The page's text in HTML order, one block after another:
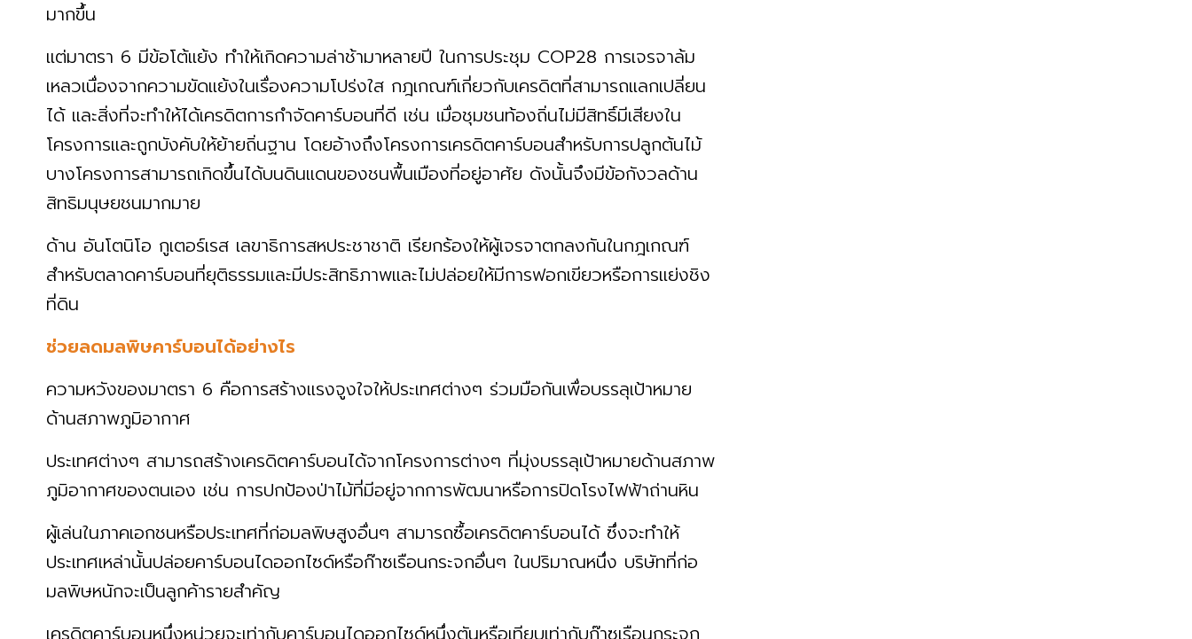
มากขึ้น
แต่มาตรา 6 มีข้อโต้แย้ง ทำให้เกิดความล่าช้ามาหลายปี ในการประชุม COP28 การเจรจาล้ม
เหลวเนื่องจากความขัดแย้งในเรื่องความโปร่งใส กฎเกณฑ์เกี่ยวกับเครดิตที่สามารถแลกเปลี่ยน
ได้ และสิ่งที่จะทำให้ได้เครดิตการกำจัดคาร์บอนที่ดี เช่น เมื่อชุมชนท้องถิ่นไม่มีสิทธิ์มีเสียงใน
โครงการและถูกบังคับให้ย้ายถิ่นฐาน โดยอ้างถึงโครงการเครดิตคาร์บอนสำหรับการปลูกต้นไม้
บางโครงการสามารถเกิดขึ้นได้บนดินแดนของชนพื้นเมืองที่อยู่อาศัย ดังนั้นจึงมีข้อกังวลด้าน
สิทธิมนุษยชนมากมาย
ด้าน อันโตนิโอ กูเตอร์เรส เลขาธิการสหประชาชาติ เรียกร้องให้ผู้เจรจาตกลงกันในกฎเกณฑ์
สำหรับตลาดคาร์บอนที่ยุติธรรมและมีประสิทธิภาพและไม่ปล่อยให้มีการฟอกเขียวหรือการแย่งชิง
ที่ดิน
ช่วยลดมลพิษคาร์บอนได้อย่างไร
ความหวังของมาตรา 6 คือการสร้างแรงจูงใจให้ประเทศต่างๆ ร่วมมือกันเพื่อบรรลุเป้าหมาย
ด้านสภาพภูมิอากาศ
ประเทศต่างๆ สามารถสร้างเครดิตคาร์บอนได้จากโครงการต่างๆ ที่มุ่งบรรลุเป้าหมายด้านสภาพ
ภูมิอากาศของตนเอง เช่น การปกป้องป่าไม้ที่มีอยู่จากการพัฒนาหรือการปิดโรงไฟฟ้าถ่านหิน
ผู้เล่นในภาคเอกชนหรือประเทศที่ก่อมลพิษสูงอื่นๆ สามารถซื้อเครดิตคาร์บอนได้ ซึ่งจะทำให้
ประเทศเหล่านั้นปล่อยคาร์บอนไดออกไซด์หรือก๊าซเรือนกระจกอื่นๆ ในปริมาณหนึ่ง บริษัทที่ก่อ
มลพิษหนักจะเป็นลูกค้ารายสำคัญ